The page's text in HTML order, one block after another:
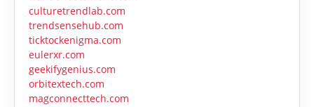
culturetrendlab.com
trendsensehub.com
ticktockenigma.com
eulerxr.com
geekifygenius.com
orbitextech.com
magconnecttech.com